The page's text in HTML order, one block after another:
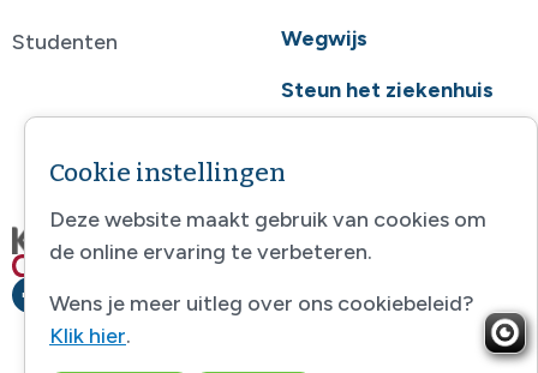
Studenten
Wegwijs
Steun het ziekenhuis
Cookie instellingen
Deze website maakt gebruik van cookies om
de online ervaring te verbeteren.
Wens je meer uitleg over ons cookiebeleid?
Klik hier.